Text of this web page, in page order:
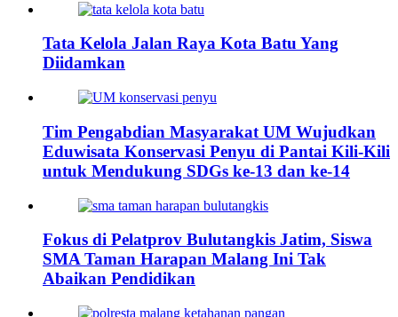
Tata Kelola Jalan Raya Kota Batu Yang
Diidamkan
Tim Pengabdian Masyarakat UM Wujudkan
Eduwisata Konservasi Penyu di Pantai Kili-Kili
untuk Mendukung SDGs ke-13 dan ke-14
Fokus di Pelatprov Bulutangkis Jatim, Siswa
SMA Taman Harapan Malang Ini Tak
Abaikan Pendidikan